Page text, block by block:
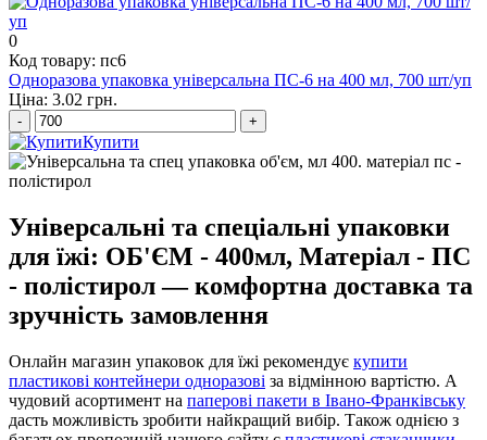
0
Код товару: пс6
Одноразова упаковка універсальна ПС-6 на 400 мл, 700 шт/уп
Ціна: 3.02 грн.
- +
Купити
Універсальні та спеціальні упаковки
для їжі: ОБ'ЄМ - 400мл, Матеріал - ПС
- полістирол — комфортна доставка та
зручність замовлення
Онлайн магазин упаковок для їжі рекомендує купити
пластикові контейнери одноразові за відмінною вартістю. А
чудовий асортимент на паперові пакети в Івано-Франківську
дасть можливість зробити найкращий вибір. Також однією з